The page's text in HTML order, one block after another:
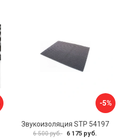
-5%
Звукоизоляция STP 54197
6 500 руб. 6 175 руб.